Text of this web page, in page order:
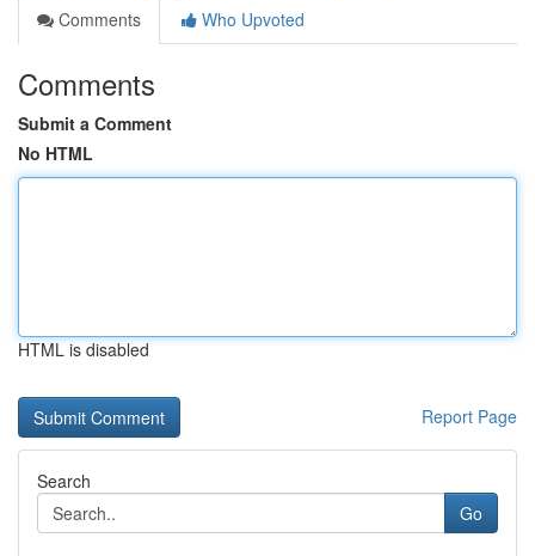
Comments
Who Upvoted
Comments
Submit a Comment
No HTML
HTML is disabled
Report Page
Search
Go